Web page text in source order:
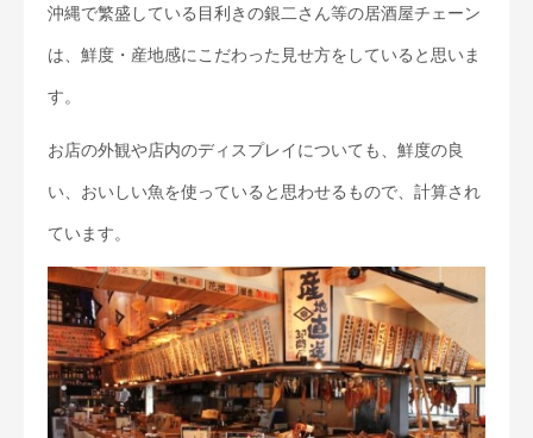
沖縄で繁盛している目利きの銀二さん等の居酒屋チェーン
は、鮮度・産地感にこだわった見せ方をしていると思いま
す。
お店の外観や店内のディスプレイについても、鮮度の良
い、おいしい魚を使っていると思わせるもので、計算され
ています。